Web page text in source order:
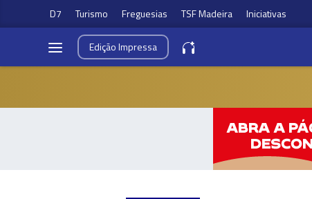
D7 Turismo Freguesias TSF Madeira Iniciativas
EdiçãoImpressa